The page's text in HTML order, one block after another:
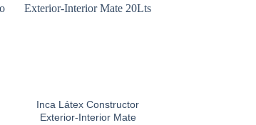
Inca Látex Constructor
Exterior-Interior Mate